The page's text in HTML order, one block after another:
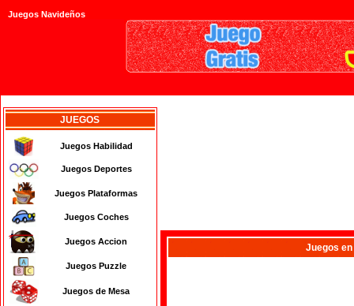
Juegos Navideños
JUEGOS
Juegos Habilidad
Juegos Deportes
Juegos Plataformas
Juegos Coches
Juegos Accion
Juegos Puzzle
Juegos de Mesa
Juegos en